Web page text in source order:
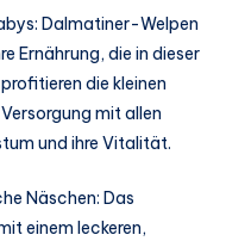
Dalmatiner-Welpen
Ernährung, die in dieser
die kleinen
mit allen
und ihre Vitalität.
Näschen: Das
einem leckeren,